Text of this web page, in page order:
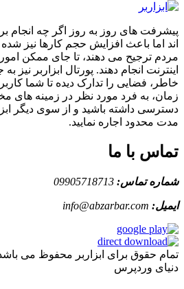
پیشرفت های روز به روز اگر چه انجام
اند اما باعث افزایش حجم کارها نیز
مردم ترجیح می دهند، تا جای ممکن
اینترنت انجام دهند. پورتال ابزاربر
خاطر، فضایی را تدارک دیده تا شما
زمان، به فرد مورد نظر در زمینه های
دسترسی داشته باشید و از سوی دیگر
مدت محدود اجاره نمایید.
تماس با ما
شماره تماس: 09905718713
ایمیل: info@abzarbar.com
تمام حقوق برای ابزاربر محفوظ می
دنیای وردپرس